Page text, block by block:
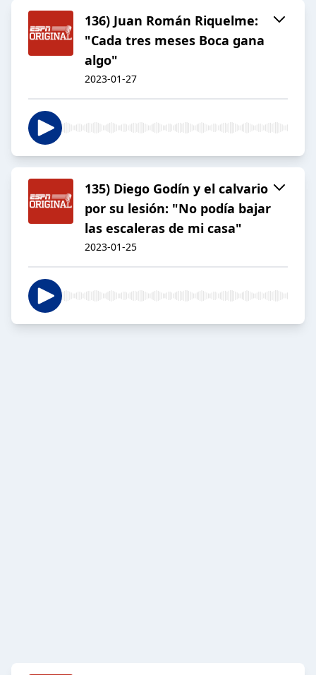
136) Juan Román Riquelme:
"Cada tres meses Boca gana
algo"
2023-01-27
135) Diego Godín y el calvario
por su lesión: "No podía bajar
las escaleras de mi casa"
2023-01-25